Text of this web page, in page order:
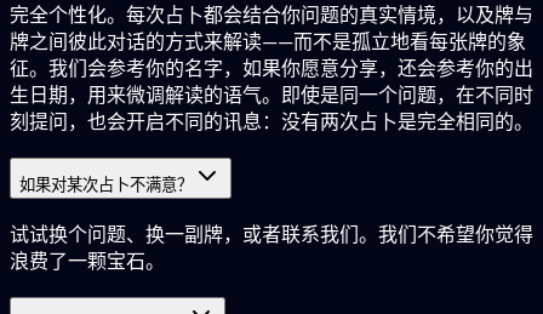
完全个性化。每次占卜都会结合你问题的真实情境，以及牌与
牌之间彼此对话的方式来解读——而不是孤立地看每张牌的象
征。我们会参考你的名字，如果你愿意分享，还会参考你的出
生日期，用来微调解读的语气。即使是同一个问题，在不同时
刻提问，也会开启不同的讯息：没有两次占卜是完全相同的。
如果对某次占卜不满意？
试试换个问题、换一副牌，或者联系我们。我们不希望你觉得
浪费了一颗宝石。